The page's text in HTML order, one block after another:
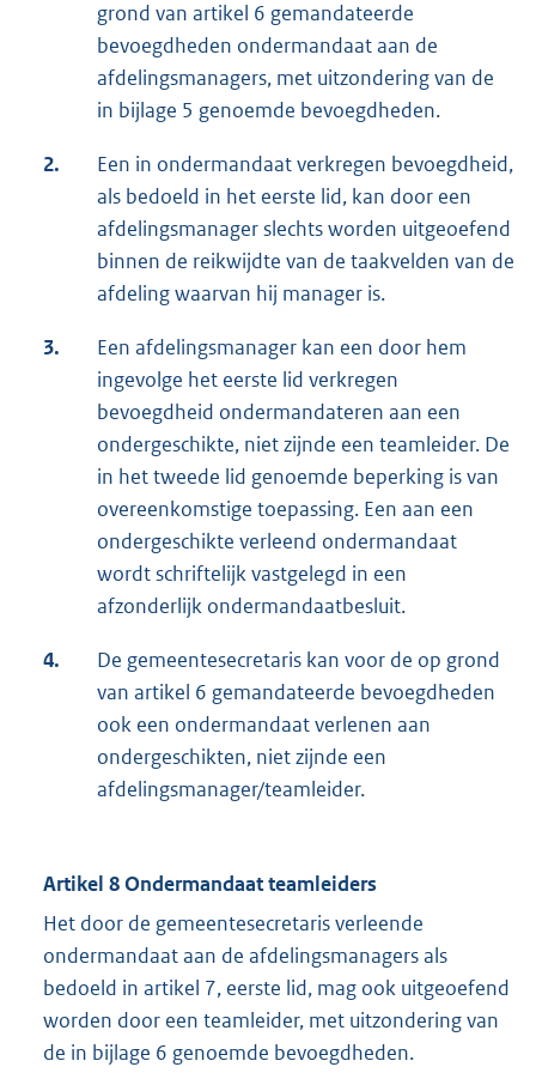
grond van artikel 6 gemandateerde
bevoegdheden ondermandaat aan de
afdelingsmanagers, met uitzondering van de
in bijlage 5 genoemde bevoegdheden.
2.
Een in ondermandaat verkregen bevoegdheid,
als bedoeld in het eerste lid, kan door een
afdelingsmanager slechts worden uitgeoefend
binnen de reikwijdte van de taakvelden van de
afdeling waarvan hij manager is.
3.
Een afdelingsmanager kan een door hem
ingevolge het eerste lid verkregen
bevoegdheid ondermandateren aan een
ondergeschikte, niet zijnde een teamleider. De
in het tweede lid genoemde beperking is van
overeenkomstige toepassing. Een aan een
ondergeschikte verleend ondermandaat
wordt schriftelijk vastgelegd in een
afzonderlijk ondermandaatbesluit.
4.
De gemeentesecretaris kan voor de op grond
van artikel 6 gemandateerde bevoegdheden
ook een ondermandaat verlenen aan
ondergeschikten, niet zijnde een
afdelingsmanager/teamleider.
Artikel 8 Ondermandaat teamleiders
Het door de gemeentesecretaris verleende
ondermandaat aan de afdelingsmanagers als
bedoeld in artikel 7, eerste lid, mag ook uitgeoefend
worden door een teamleider, met uitzondering van
de in bijlage 6 genoemde bevoegdheden.